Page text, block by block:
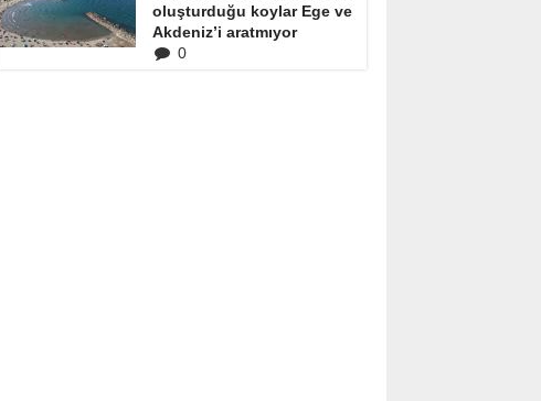
oluşturduğu koylar Ege ve
Akdeniz’i aratmıyor
0